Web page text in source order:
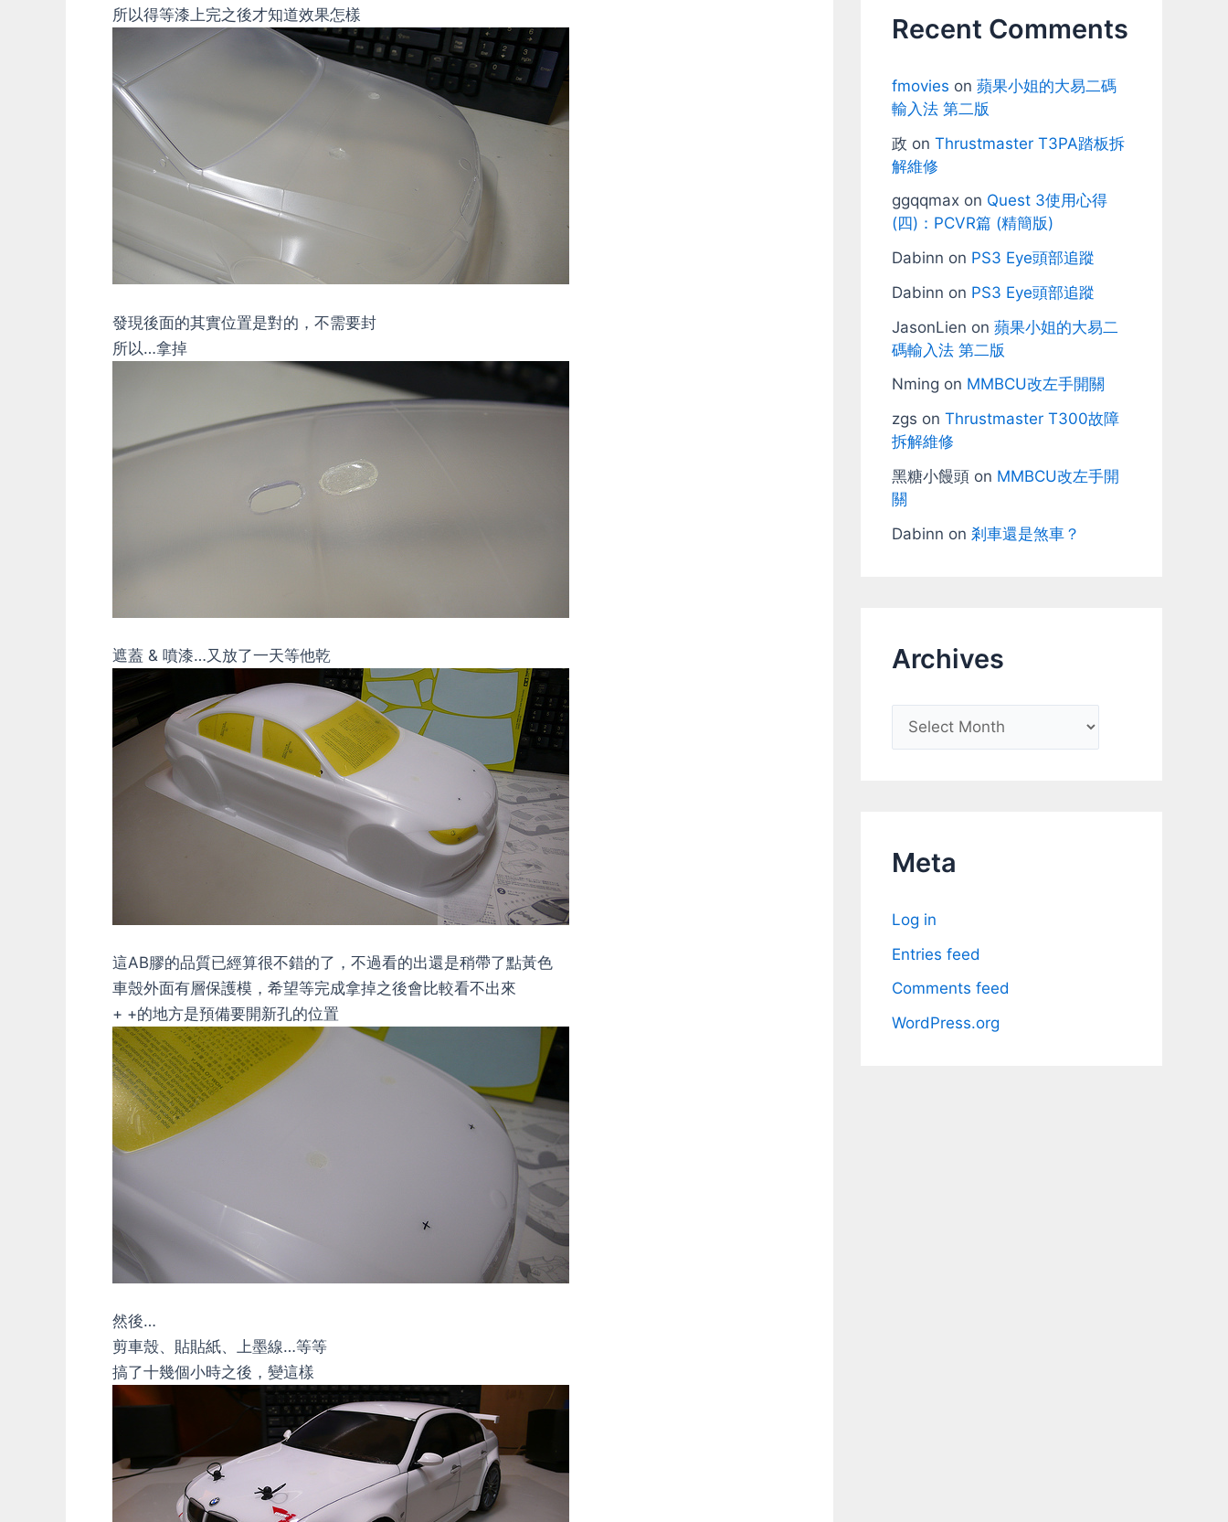
所以得等漆上完之後才知道效果怎樣
發現後面的其實位置是對的，不需要封
所以…拿掉
遮蓋 & 噴漆…又放了一天等他乾
這AB膠的品質已經算很不錯的了，不過看的出還是稍帶了點黃色
車殼外面有層保護模，希望等完成拿掉之後會比較看不出來
+ +的地方是預備要開新孔的位置
然後…
剪車殼、貼貼紙、上墨線…等等
搞了十幾個小時之後，變這樣
Recent Comments
fmovies on 蘋果小姐的大易二碼
輸入法 第二版
政 on Thrustmaster T3PA踏板拆
解維修
ggqqmax on Quest 3使用心得
(四)：PCVR篇 (精簡版)
Dabinn on PS3 Eye頭部追蹤
Dabinn on PS3 Eye頭部追蹤
JasonLien on 蘋果小姐的大易二
碼輸入法 第二版
Nming on MMBCU改左手開關
zgs on Thrustmaster T300故障
拆解維修
黑糖小饅頭 on MMBCU改左手開
關
Dabinn on 剎車還是煞車？
Archives
r
vMeta
Log in
Entries feed
Comments feed
WordPress.org